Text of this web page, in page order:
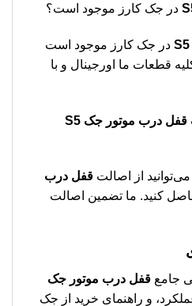
در جک کارز موجود است؟
در جک کارز موجود است
قطعات ما اورجینال و با
قفل درب موتور جک S5
از اصالت قفل درب
کنید. ما تضمین اصالت
جامع قفل درب موتور جک
و راهنمای خرید از جک